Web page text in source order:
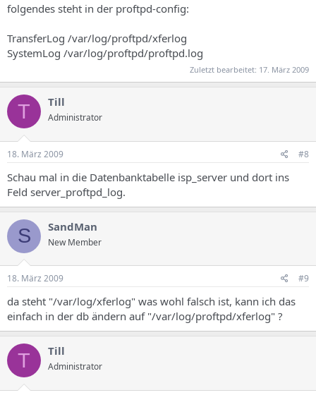
folgendes steht in der proftpd-config:
TransferLog /var/log/proftpd/xferlog
SystemLog /var/log/proftpd/proftpd.log
Zuletzt bearbeitet: 17. März 2009
T Till
Administrator
18. März 2009 #8
Schau mal in die Datenbanktabelle isp_server und dort ins
Feld server_proftpd_log.
S SandMan
New Member
18. März 2009 #9
da steht "/var/log/xferlog" was wohl falsch ist, kann ich das
einfach in der db ändern auf "/var/log/proftpd/xferlog" ?
T Till
Administrator